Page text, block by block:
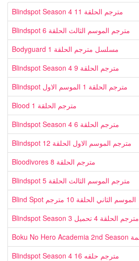
Blindspot Season 4 مترجم الحلقة 11
Blindspot مترجم الموسم الثالث الحلقة 6
Bodyguard مسلسل مترجم الحلقة 1
Blindspot Season 4 مترجم الحلقة 9
Blindspot مترجم الحلقة 1 الموسم الاول
Blood مترجم الحلقة 1
Blindspot Season 4 مترجم الحلقة 6
Blindspot مترجم الموسم الاول الحلقة 12
Bloodivores مترجم الحلقة 8
Blindspot مترجم الموسم الثالث الحلقة 5
Blind Spot الموسم الثاني الحلقة 10 مترجم
Blindspot Season 3 مترجم الحلقة 4 تحميل
Blindspot Season 4 مترجم حلقه 16